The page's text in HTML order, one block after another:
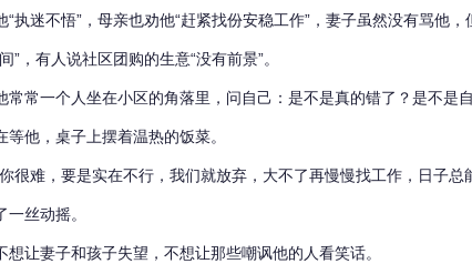
执迷不悟”，母亲也劝他“赶紧找份安稳工作”，妻子虽然没有骂他，
，有人说社区团购的生意“没有前景”。
常一个人坐在小区的角落里，问自己：是不是真的错了？是不是
他，桌子上摆着温热的饭菜。
很难，要是实在不行，我们就放弃，大不了再慢慢找工作，日子总
丝动摇。
让妻子和孩子失望，不想让那些嘲讽他的人看笑话。